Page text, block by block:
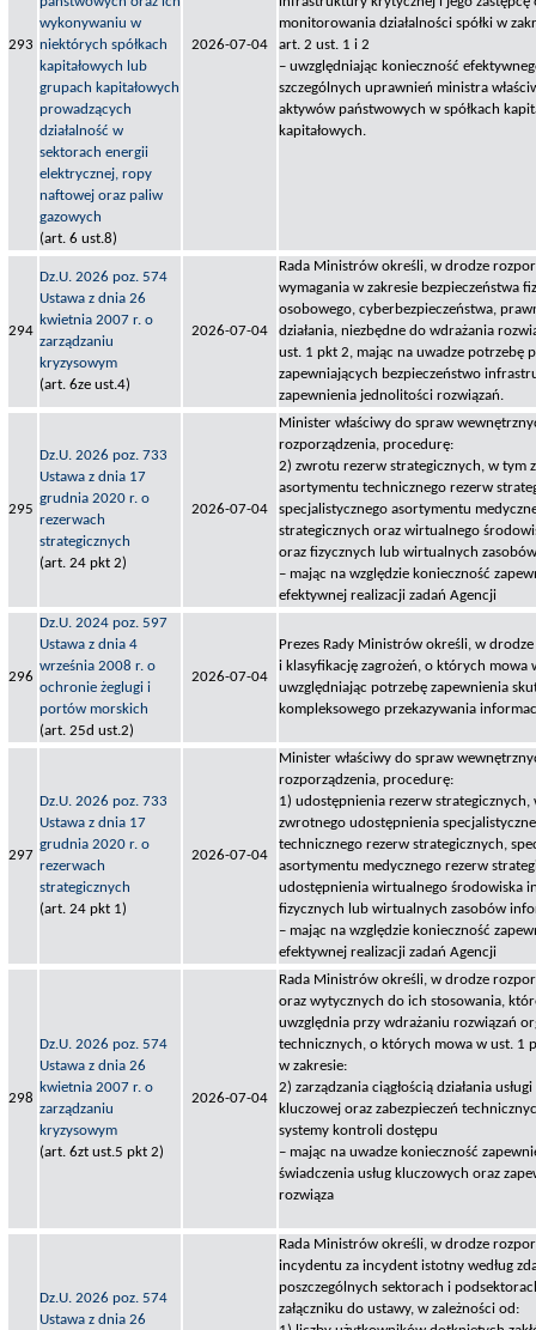
293
wykonywaniu w
niektórych spółkach
kapitałowych lub
grupach kapitałowych
prowadzących
działalność w
sektorach energii
elektrycznej, ropy
naftowej oraz paliw
gazowych
(art. 6 ust.8)
2026-07-04
monitorowania działalności spółki w
art. 2 ust. 1 i 2
– uwzględniając konieczność
szczególnych uprawnień ministra
aktywów państwowych w spółkach
kapitałowych.
294
Dz.U. 2026 poz. 574
Ustawa z dnia 26
kwietnia 2007 r. o
zarządzaniu
kryzysowym
(art. 6ze ust.4)
2026-07-04
Rada Ministrów określi, w drodze
wymagania w zakresie bezpieczeństwa
osobowego, cyberbezpieczeństwa,
działania, niezbędne do wdrażania
ust. 1 pkt 2, mając na uwadze potrzebę
zapewniających bezpieczeństwo
zapewnienia jednolitości rozwiązań.
295
Dz.U. 2026 poz. 733
Ustawa z dnia 17
grudnia 2020 r. o
rezerwach
strategicznych
(art. 24 pkt 2)
2026-07-04
Minister właściwy do spraw
rozporządzenia, procedurę:
2) zwrotu rezerw strategicznych, w tym
asortymentu technicznego rezerw
specjalistycznego asortymentu
strategicznych oraz wirtualnego
oraz fizycznych lub wirtualnych
– mając na względzie konieczność
efektywnej realizacji zadań Agencji
296
Dz.U. 2024 poz. 597
Ustawa z dnia 4
września 2008 r. o
ochronie żeglugi i
portów morskich
(art. 25d ust.2)
2026-07-04
Prezes Rady Ministrów określi, w
i klasyfikację zagrożeń, o których mowa
uwzględniając potrzebę zapewnienia
kompleksowego przekazywania
297
Dz.U. 2026 poz. 733
Ustawa z dnia 17
grudnia 2020 r. o
rezerwach
strategicznych
(art. 24 pkt 1)
2026-07-04
Minister właściwy do spraw
rozporządzenia, procedurę:
1) udostępnienia rezerw strategicznych,
zwrotnego udostępnienia
technicznego rezerw strategicznych,
asortymentu medycznego rezerw
udostępnienia wirtualnego środowiska
fizycznych lub wirtualnych zasobów
– mając na względzie konieczność
efektywnej realizacji zadań Agencji
298
Dz.U. 2026 poz. 574
Ustawa z dnia 26
kwietnia 2007 r. o
zarządzaniu
kryzysowym
(art. 6zt ust.5 pkt 2)
2026-07-04
Rada Ministrów określi, w drodze
oraz wytycznych do ich stosowania,
uwzględnia przy wdrażaniu rozwiązań
technicznych, o których mowa w ust. 1
w zakresie:
2) zarządzania ciągłością działania
kluczowej oraz zabezpieczeń
systemy kontroli dostępu
– mając na uwadze konieczność
świadczenia usług kluczowych oraz
rozwiąza
Dz.U. 2026 poz. 574
Ustawa z dnia 26
Rada Ministrów określi, w drodze
incydentu za incydent istotny według
poszczególnych sektorach i
załączniku do ustawy, w zależności od: